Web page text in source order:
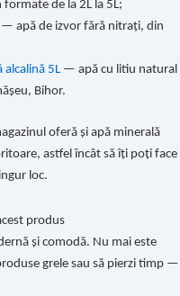
formate de la 2L la 5L;
apă de izvor fără nitrați, din
alcalină 5L— apă cu litiu natural
Bihor.
oferă și apă minerală
astfel încât să îți poți face
loc.
produs
și comodă. Nu mai este
grele sau să pierzi timp —